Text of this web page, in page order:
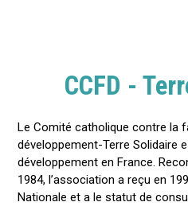
CCFD -
Le Comité catholique contre la
développement-Terre Solidaire
développement en France.
1984, l’association a reçu en
Nationale et a le statut de